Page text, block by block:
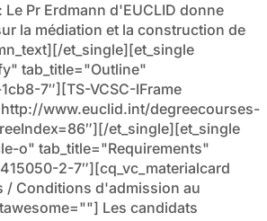
Pr Erdmann d'EUCLID donne
la médiation et la construction de
et_single][et_single
tab_title="Outline"
7″][TS-VCSC-IFrame
www.euclid.int/degreecourses-
et_single][et_single
o" tab_title="Requirements"
2-7″][cq_vc_materialcard
/ Conditions d'admission au
Les candidats